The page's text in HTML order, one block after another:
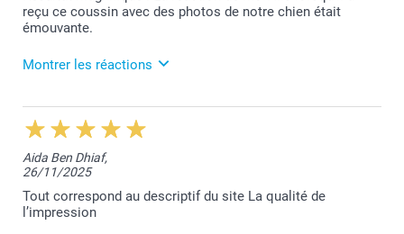
Laila@Smartphoto
reçu ce coussin avec des photos de notre chien était
émouvante.
Montrer les réactions
5/03/2026
13:27
Nous vous remercions sincèrement pour votre
retour d'éxpérience et sommes heureux que votre
produit ait répondu à vos attentes Anne.
Toujours à votre service,
Laila@Smartphoto
Aida Ben Dhiaf,
26/11/2025
Tout correspond au descriptif du site La qualité de
l’impression